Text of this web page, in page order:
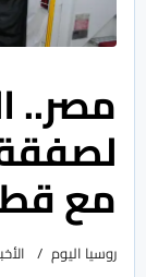
مصر..
مع
روسيا اليوم